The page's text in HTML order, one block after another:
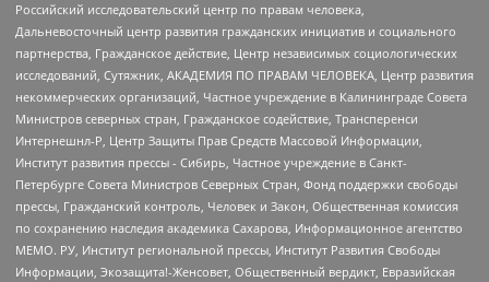
Российский исследовательский центр по правам человека,
Дальневосточный центр развития гражданских инициатив и социального
партнерства, Гражданское действие, Центр независимых социологических
исследований, Сутяжник, АКАДЕМИЯ ПО ПРАВАМ ЧЕЛОВЕКА, Центр развития
некоммерческих организаций, Частное учреждение в Калининграде Совета
Министров северных стран, Гражданское содействие, Трансперенси
Интернешнл-Р, Центр Защиты Прав Средств Массовой Информации,
Институт развития прессы - Сибирь, Частное учреждение в Санкт-
Петербурге Совета Министров Северных Стран, Фонд поддержки свободы
прессы, Гражданский контроль, Человек и Закон, Общественная комиссия
по сохранению наследия академика Сахарова, Информационное агентство
МЕМО. РУ, Институт региональной прессы, Институт Развития Свободы
Информации, Экозащита!-Женсовет, Общественный вердикт, Евразийская